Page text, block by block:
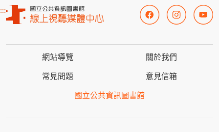
:::
網站導覽 關於我們
常見問題 意見信箱
國立公共資訊圖書館